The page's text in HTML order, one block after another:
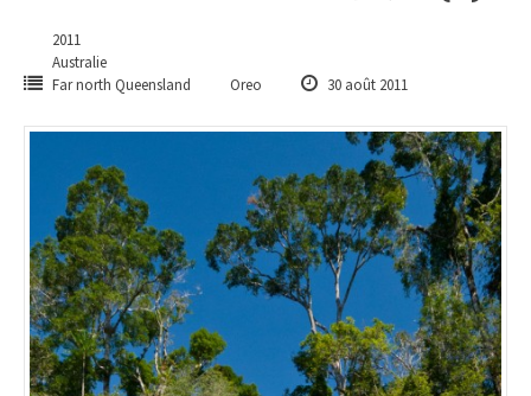
2011
Australie
Far north Queensland
Oreo 30 août 2011